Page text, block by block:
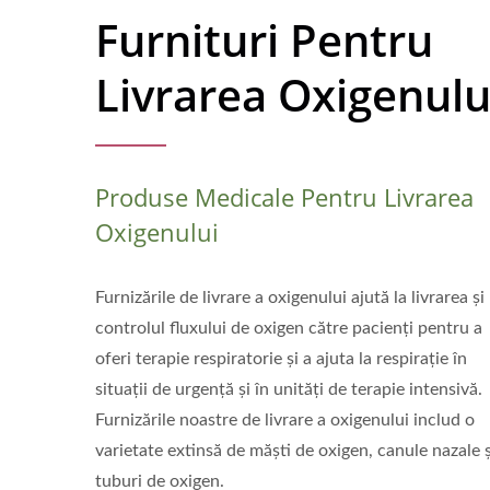
Furnituri Pentru
Livrarea
Produse Medicale Pentru Livrarea
Oxigenului
Furnizările de livrare a oxigenului ajută la livrarea și
controlul fluxului de oxigen către pacienți pentru a
oferi terapie respiratorie și a ajuta la respirație în
situații de urgență și în unități de terapie intensivă.
Furnizările noastre de livrare a oxigenului includ o
varietate extinsă de măști de oxigen, canule nazale
tuburi de oxigen.